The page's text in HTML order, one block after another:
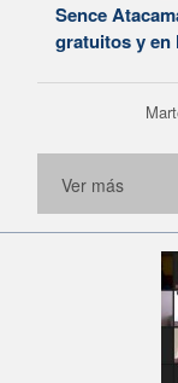
Sence
gratuitos y en
Ver más